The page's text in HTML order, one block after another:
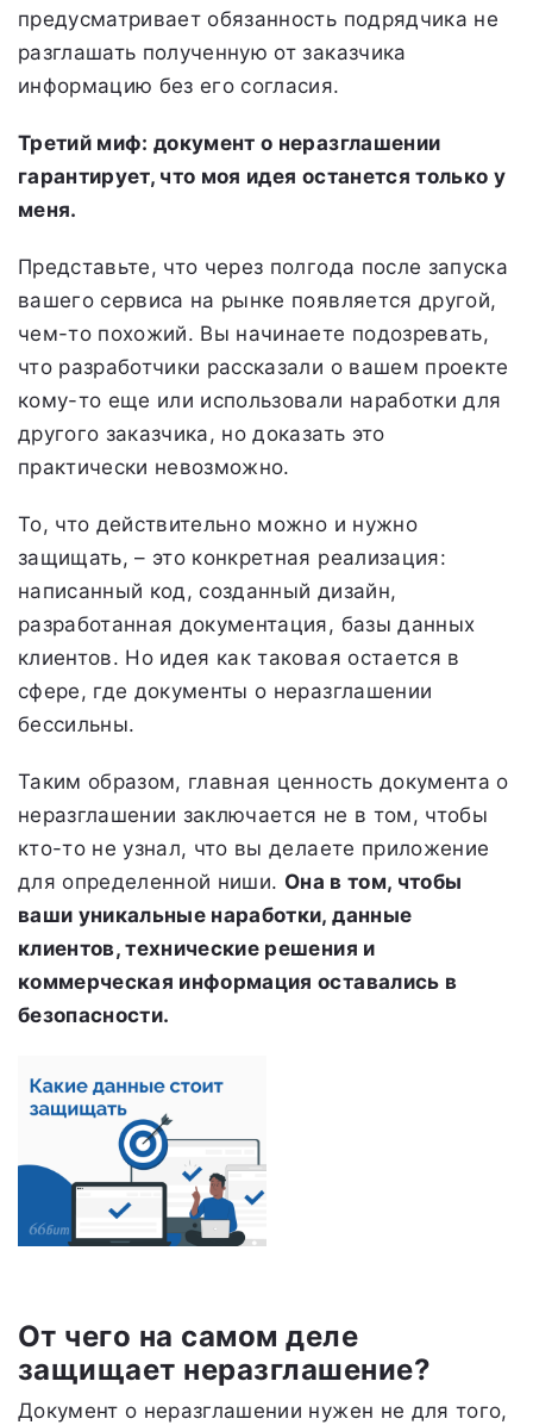
предусматривает обязанность подрядчика не
разглашать полученную от заказчика
информацию без его согласия.
Третий миф: документ о неразглашении
гарантирует, что моя идея останется только у
меня.
Представьте, что через полгода после запуска
вашего сервиса на рынке появляется другой,
чем-то похожий. Вы начинаете подозревать,
что разработчики рассказали о вашем проекте
кому-то еще или использовали наработки для
другого заказчика, но доказать это
практически невозможно.
То, что действительно можно и нужно
защищать, – это конкретная реализация:
написанный код, созданный дизайн,
разработанная документация, базы данных
клиентов. Но идея как таковая остается в
сфере, где документы о неразглашении
бессильны.
Таким образом, главная ценность документа о
неразглашении заключается не в том, чтобы
кто-то не узнал, что вы делаете приложение
для определенной ниши. Она в том, чтобы
ваши уникальные наработки, данные
клиентов, технические решения и
коммерческая информация оставались в
безопасности.
От чего на самом деле
защищает неразглашение?
Документ о неразглашении нужен не для того,